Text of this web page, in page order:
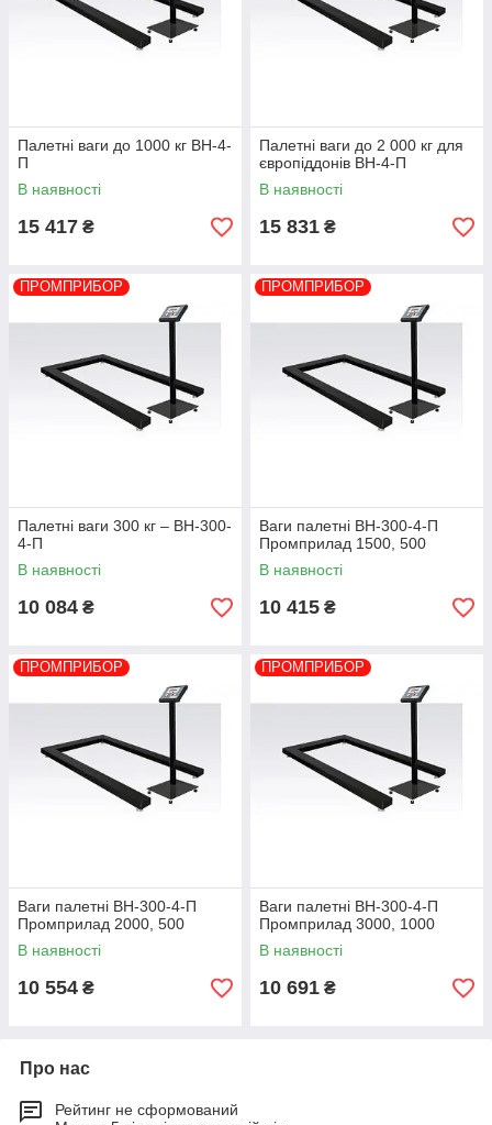
Палетні ваги до 1000 кг ВН-4-
П
В наявності
15 417 ₴
Палетні ваги до 2 000 кг для
європіддонів ВН-4-П
В наявності
15 831 ₴
ПРОМПРИБОР
Палетні ваги 300 кг – ВН-300-
4-П
В наявності
10 084 ₴
ПРОМПРИБОР
Ваги палетні ВН-300-4-П
Промприлад 1500, 500
В наявності
10 415 ₴
ПРОМПРИБОР
Ваги палетні ВН-300-4-П
Промприлад 2000, 500
В наявності
10 554 ₴
ПРОМПРИБОР
Ваги палетні ВН-300-4-П
Промприлад 3000, 1000
В наявності
10 691 ₴
Про нас
Рейтинг не сформований